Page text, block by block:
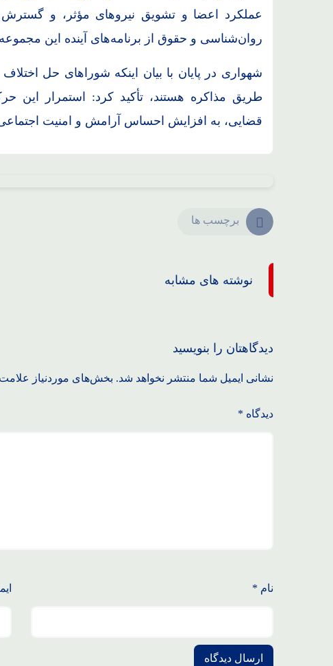
عملکرد اعضا و تشویق نیروهای مؤثر، و
روان‌شناسی و حقوق از برنامه‌های آینده این
شهواری در پایان با بیان اینکه شوراهای حل
طریق مذاکره هستند، تأکید کرد: استمرار
قضایی، به افزایش احساس آرامش و امنیت
برچسب ها
نوشته های مشابه
دیدگاهتان را بنویسید
نشانی ایمیل شما منتشر نخواهد شد. بخش‌های موردنیاز
دیدگاه *
نام *